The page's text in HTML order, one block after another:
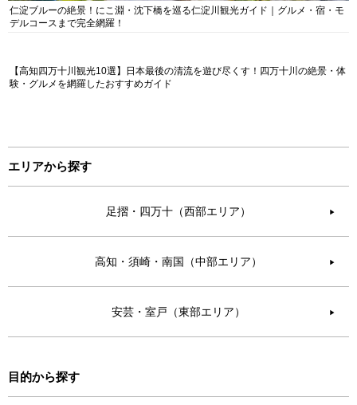
仁淀ブルーの絶景！にこ淵・沈下橋を巡る仁淀川観光ガイド｜グルメ・宿・モ
デルコースまで完全網羅！
【高知四万十川観光10選】日本最後の清流を遊び尽くす！四万十川の絶景・体
験・グルメを網羅したおすすめガイド
エリアから探す
足摺・四万十（西部エリア） ▶︎
高知・須崎・南国（中部エリア） ▶︎
安芸・室戸（東部エリア） ▶︎
目的から探す